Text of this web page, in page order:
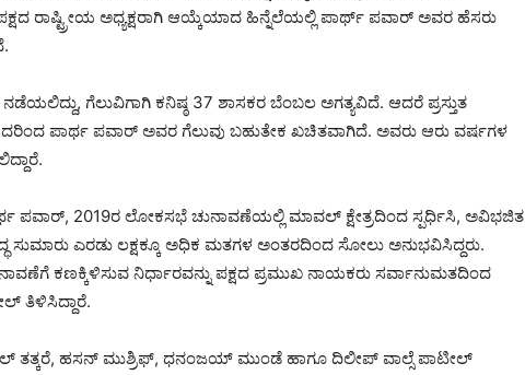
ರಾಷ್ಟ್ರೀಯ ಅಧ್ಯಕ್ಷರಾಗಿ ಆಯ್ಕೆಯಾದ ಹಿನ್ನೆಲೆಯಲ್ಲಿ ಪಾರ್ಥ್ ಪವಾರ್ ಅವರ ಹೆಸರು
ಗೆಲುವಿಗಾಗಿ ಕನಿಷ್ಠ 37 ಶಾಸಕರ ಬೆಂಬಲ ಅಗತ್ಯವಿದೆ. ಆದರೆ ಪ್ರಸ್ತುತ
ಪಾರ್ಥ ಪವಾರ್ ಅವರ ಗೆಲುವು ಬಹುತೇಕ ಖಚಿತವಾಗಿದೆ. ಅವರು ಆರು ವರ್ಷಗಳ
ಪವಾರ್, 2019ರ ಲೋಕಸಭೆ ಚುನಾವಣೆಯಲ್ಲಿ ಮಾವಲ್ ಕ್ಷೇತ್ರದಿಂದ ಸ್ಪರ್ಧಿಸಿ, ಅವಿಭಜಿತ
ಸುಮಾರು ಎರಡು ಲಕ್ಷಕ್ಕೂ ಅಧಿಕ ಮತಗಳ ಅಂತರದಿಂದ ಸೋಲು ಅನುಭವಿಸಿದ್ದರು.
ಕಣಕ್ಕಿಳಿಸುವ ನಿರ್ಧಾರವನ್ನು ಪಕ್ಷದ ಪ್ರಮುಖ ನಾಯಕರು ಸರ್ವಾನುಮತದಿಂದ
ತಿಳಿಸಿದ್ದಾರೆ.
ತತ್ಕರೆ, ಹಸನ್ ಮುಶ್ರಿಫ್, ಧನಂಜಯ್ ಮುಂಡೆ ಹಾಗೂ ದಿಲೀಪ್ ವಾಲ್ಸೆ ಪಾಟೀಲ್